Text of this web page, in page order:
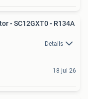
- SC12GXT0 - R134A
Details
18 jul 26